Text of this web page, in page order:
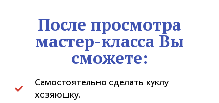
После просмотра
мастер-класса Вы
сможете:
Самостоятельно сделать куклу
хозяюшку.